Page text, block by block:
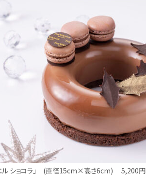
ル ショコラ」 (直径15cm×高さ6cm) 5,200円